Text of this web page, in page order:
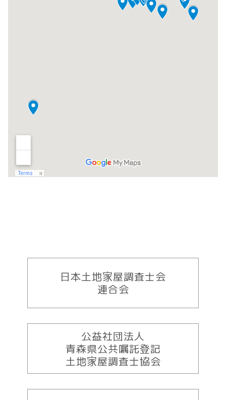
日本土地家屋調査士会
連合会
公益社団法人
青森県公共嘱託登記
土地家屋調査士協会